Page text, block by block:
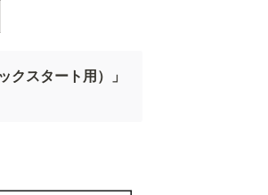
クスタート用）」